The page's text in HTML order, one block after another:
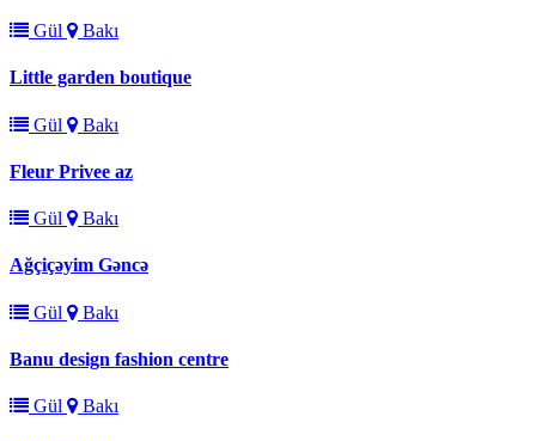
Gül Bakı
Little garden boutique
Gül Bakı
Fleur Privee az
Gül Bakı
Ağçiçəyim Gəncə
Gül Bakı
Banu design fashion centre
Gül Bakı